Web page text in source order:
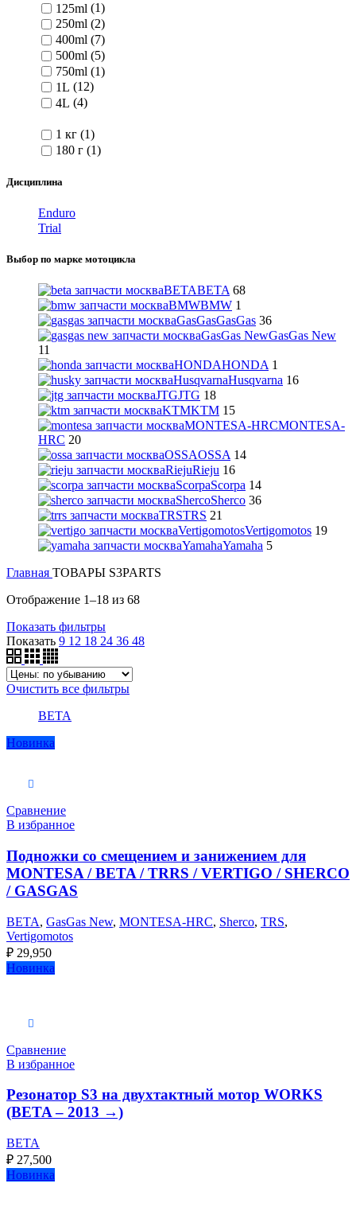
125ml (1)
250ml (2)
400ml (7)
500ml (5)
750ml (1)
1L (12)
4L (4)
1 кг (1)
180 г (1)
Дисциплина
Enduro
Trial
Выбор по марке мотоцикла
BETABETA 68
BMWBMW 1
GasGasGasGas 36
GasGas NewGasGas New
11
HONDAHONDA 1
HusqvarnaHusqvarna 16
JTGJTG 18
KTMKTM 15
MONTESA-HRCMONTESA-
HRC 20
OSSAOSSA 14
RiejuRieju 16
ScorpaScorpa 14
ShercoSherco 36
TRSTRS 21
VertigomotosVertigomotos 19
YamahaYamaha 5
Главная ТОВАРЫ S3PARTS
Отображение 1–18 из 68
Показать фильтры
Показать 9 12 18 24 36 48
Очистить все фильтры
BETA
Новинка
Сравнение
В избранное
Подножки со смещением и занижением для
MONTESA / BETA / TRRS / VERTIGO / SHERCO
/ GASGAS
BETA, GasGas New, MONTESA-HRC, Sherco, TRS,
Vertigomotos
₽ 29,950
Новинка
Сравнение
В избранное
Резонатор S3 на двухтактный мотор WORKS
(BETA – 2013 →)
BETA
₽ 27,500
Новинка